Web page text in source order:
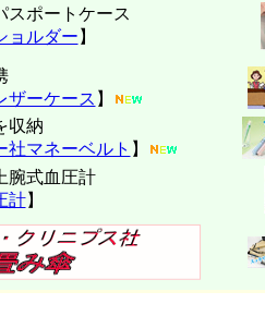
スポートケース
ョルダー 】
ザーケース 】
収納
社マネーベルト 】
腕式血圧計
計】